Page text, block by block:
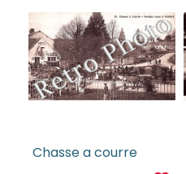
Chasse a courre